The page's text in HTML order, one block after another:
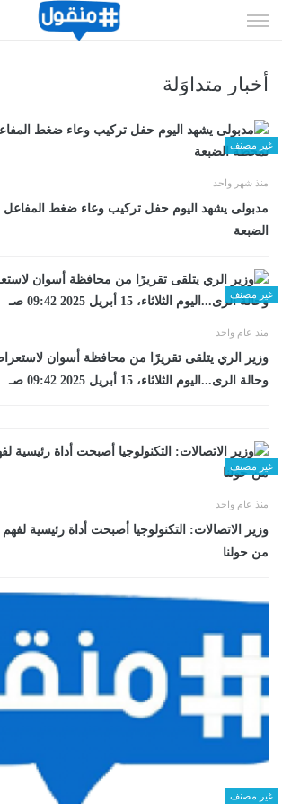
الى
أخبار متداوَلة
غير مصنف
منذ شهر واحد
مدبولى يشهد اليوم حفل تركيب وعاء ضغط المفاعل
الضبعة
غير مصنف
منذ عام واحد
وزير الري يتلقى تقريرًا من محافظة أسوان
وحالة الرى...اليوم الثلاثاء، 15 أبريل 2025 09:42 صـ منذ 37 دقيقة
غير مصنف
منذ عام واحد
وزير الاتصالات: التكنولوجيا أصبحت أداة رئيسية
من حولنا
غير مصنف